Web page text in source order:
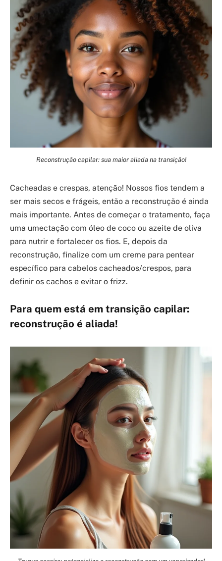
Reconstrução capilar: sua maior aliada na transição!
Cacheadas e crespas, atenção! Nossos fios tendem a
ser mais secos e frágeis, então a reconstrução é ainda
mais importante. Antes de começar o tratamento, faça
uma umectação com óleo de coco ou azeite de oliva
para nutrir e fortalecer os fios. E, depois da
reconstrução, finalize com um creme para pentear
específico para cabelos cacheados/crespos, para
definir os cachos e evitar o frizz.
Para quem está em transição capilar:
reconstrução é aliada!